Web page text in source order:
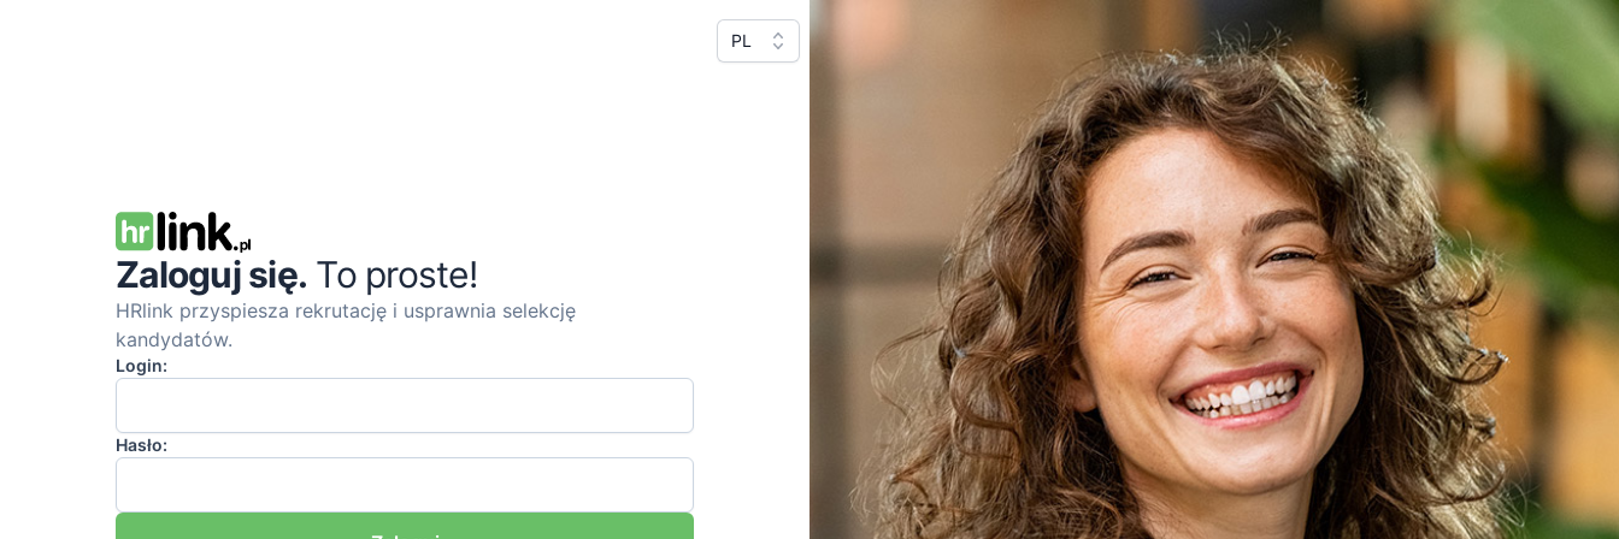
PL
Zaloguj się. To proste!
HRlink przyspiesza rekrutację i usprawnia selekcję
kandydatów.
Login:
Hasło: